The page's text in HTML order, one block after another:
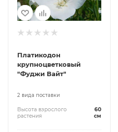
Платикодон
крупноцветковый
"Фуджи Вайт"
2 вида поставки
Высота взрослого
растения
60
см